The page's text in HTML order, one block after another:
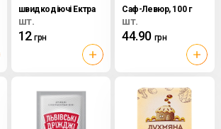
швидкодіючі Ектра
Приправка, 7 г
шт.
12 грн
Саф-Левюр, 100 г
шт.
44.90 грн